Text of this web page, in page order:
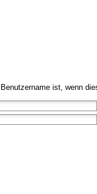
ist, wenn